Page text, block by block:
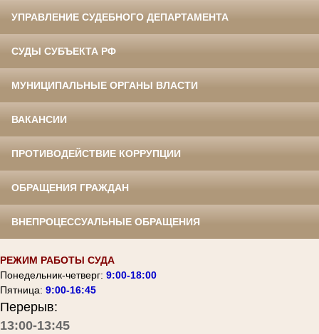
УПРАВЛЕНИЕ СУДЕБНОГО ДЕПАРТАМЕНТА
СУДЫ СУБЪЕКТА РФ
МУНИЦИПАЛЬНЫЕ ОРГАНЫ ВЛАСТИ
ВАКАНСИИ
ПРОТИВОДЕЙСТВИЕ КОРРУПЦИИ
ОБРАЩЕНИЯ ГРАЖДАН
ВНЕПРОЦЕССУАЛЬНЫЕ ОБРАЩЕНИЯ
РЕЖИМ РАБОТЫ СУДА
Понедельник-четверг: 9:00-18:00
Пятница: 9:00-16:45
Перерыв:
13:00-13:45